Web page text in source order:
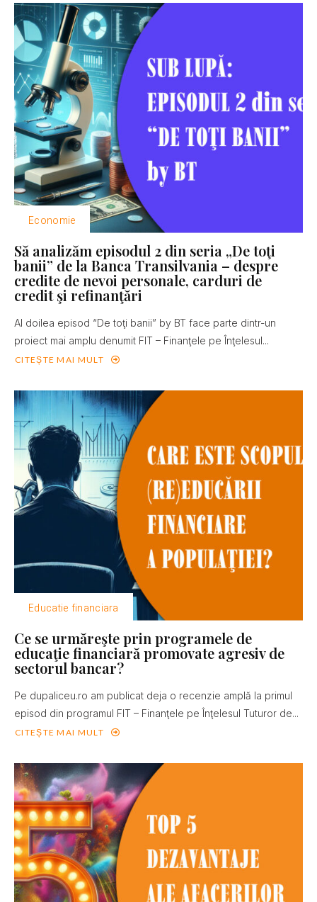
Economie
Să analizăm episodul 2 din seria „De toţi
banii” de la Banca Transilvania – despre
credite de nevoi personale, carduri de
credit şi refinanţări
Al doilea episod “De toţi banii” by BT face parte dintr-un
proiect mai amplu denumit FIT – Finanţele pe Înţelesul...
CITEȘTE MAI MULT
Educatie financiara
Ce se urmăreşte prin programele de
educaţie financiară promovate agresiv de
sectorul bancar?
Pe dupaliceu.ro am publicat deja o recenzie amplă la primul
episod din programul FIT – Finanţele pe Înţelesul Tuturor de...
CITEȘTE MAI MULT